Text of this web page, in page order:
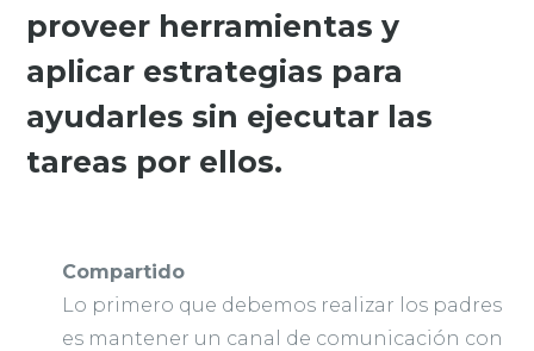
proveer herramientas y
aplicar estrategias para
ayudarles sin ejecutar las
tareas por ellos.
Compartido
Lo primero que debemos realizar los padres
es mantener un canal de comunicación con